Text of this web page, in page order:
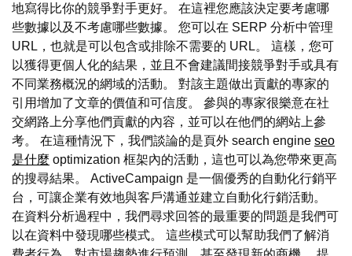
地寫得比你的競爭對手更好。 在這裡您應該決定要考慮哪
些數據以及不考慮哪些數據。 您可以在 SERP 分析中管理
URL，也就是可以包含或排除不需要的 URL。 這樣，您可
以獲得更個人化的結果，並且不會建議間接競爭對手或具有
不同業務概況的網域的活動。 對該主題做出貢獻的專家的
引用增加了文章的價值和可信度。 參與的專家很樂意在社
交網路上分享他們貢獻的內容，並可以在他們的網站上參
考。 在這種情況下，我們談論的是頁外 search engine seo
是什麼 optimization 框架內的活動，這也可以為您帶來更高
的搜尋結果。 ActiveCampaign 是一個優秀的自動化行銷平
台，可讓企業有效地與客戶溝通並建立自動化行銷活動。
在資料分析過程中，我們尋求回答的最重要的問題是我們可
以在資料中發現哪些模式。 這些模式可以幫助我們了解消